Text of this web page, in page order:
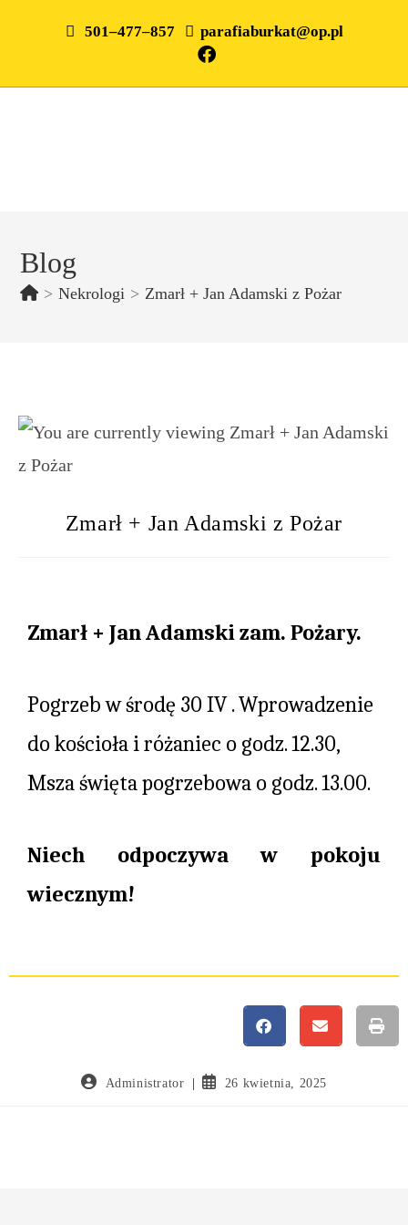
501–477–857 parafiaburkat@op.pl
Blog
> Nekrologi > Zmarł + Jan Adamski z Pożar
Zmarł + Jan Adamski z Pożar
Zmarł + Jan Adamski zam. Pożary.
Pogrzeb w środę 30 IV . Wprowadzenie
do kościoła i różaniec o godz. 12.30,
Msza święta pogrzebowa o godz. 13.00.
Niech odpoczywa w pokoju
wiecznym!
Administrator 26 kwietnia, 2025